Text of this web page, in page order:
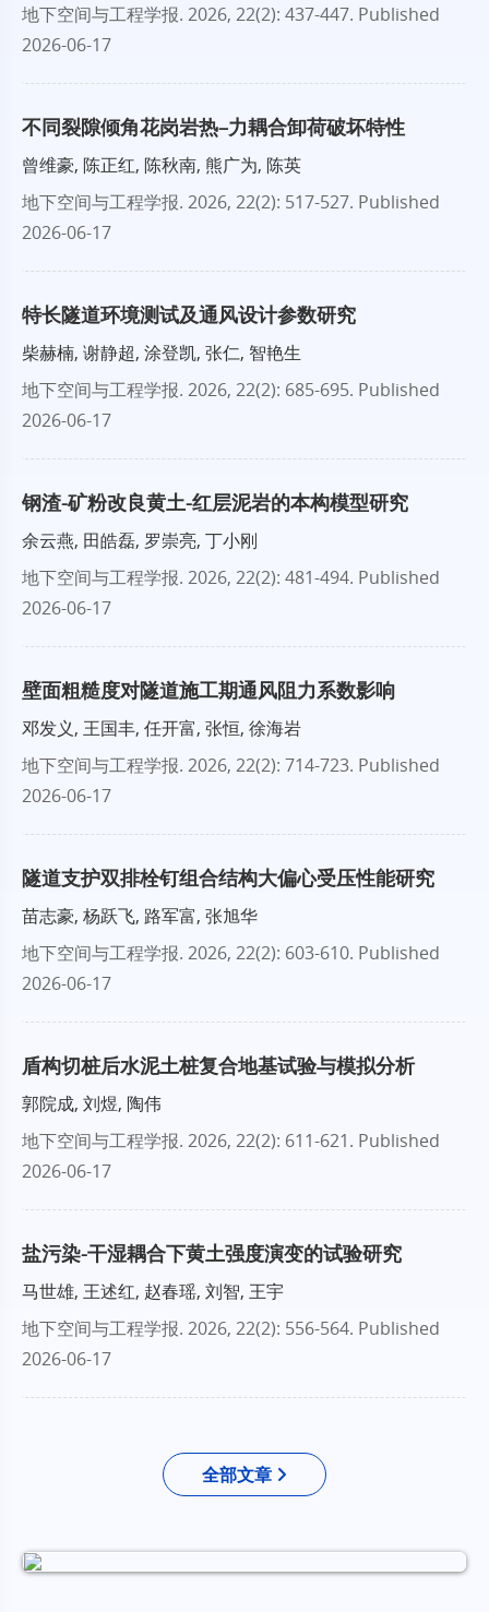
地下空间与工程学报. 2026, 22(2): 437-447. Published
2026-06-17
不同裂隙倾角花岗岩热–力耦合卸荷破坏特性
曾维豪, 陈正红, 陈秋南, 熊广为, 陈英
地下空间与工程学报. 2026, 22(2): 517-527. Published
2026-06-17
特长隧道环境测试及通风设计参数研究
柴赫楠, 谢静超, 涂登凯, 张仁, 智艳生
地下空间与工程学报. 2026, 22(2): 685-695. Published
2026-06-17
钢渣-矿粉改良黄土-红层泥岩的本构模型研究
余云燕, 田皓磊, 罗崇亮, 丁小刚
地下空间与工程学报. 2026, 22(2): 481-494. Published
2026-06-17
壁面粗糙度对隧道施工期通风阻力系数影响
邓发义, 王国丰, 任开富, 张恒, 徐海岩
地下空间与工程学报. 2026, 22(2): 714-723. Published
2026-06-17
隧道支护双排栓钉组合结构大偏心受压性能研究
苗志豪, 杨跃飞, 路军富, 张旭华
地下空间与工程学报. 2026, 22(2): 603-610. Published
2026-06-17
盾构切桩后水泥土桩复合地基试验与模拟分析
郭院成, 刘煜, 陶伟
地下空间与工程学报. 2026, 22(2): 611-621. Published
2026-06-17
盐污染-干湿耦合下黄土强度演变的试验研究
马世雄, 王述红, 赵春瑶, 刘智, 王宇
地下空间与工程学报. 2026, 22(2): 556-564. Published
2026-06-17
全部文章